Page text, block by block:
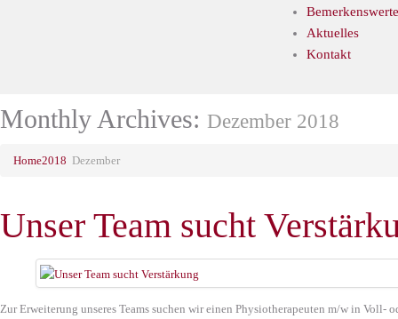
Aktuelles
Kontakt
Monthly Archives: Dezember 2018
Home2018 Dezember
Unser Team sucht
Zur Erweiterung unseres Teams suchen wir einen Physiotherapeuten m/w in Voll-